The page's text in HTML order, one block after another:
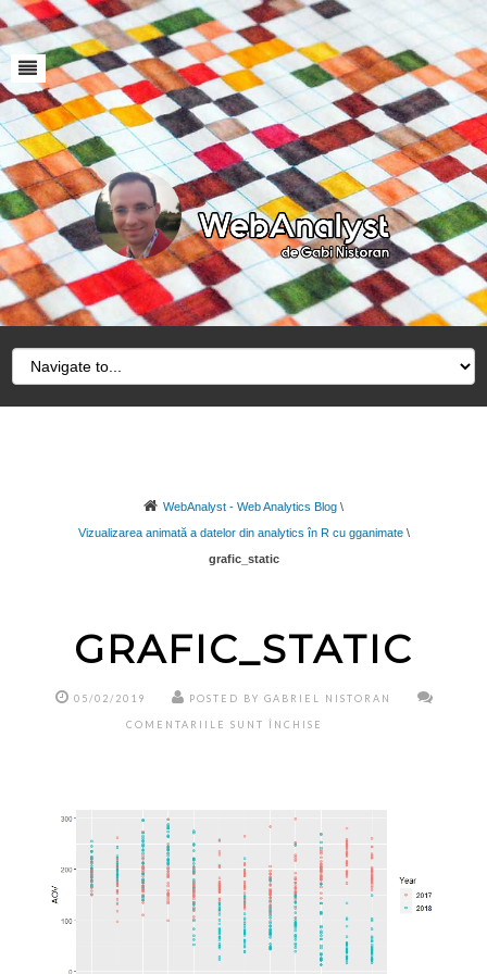
WebAnalyst - Web Analytics Blog \
Vizualizarea animată a datelor din analytics în R cu gganimate\
grafic_static
GRAFIC_STATIC
05/02/2019 POSTED BY GABRIEL NISTORAN
COMENTARIILE SUNT ÎNCHISE